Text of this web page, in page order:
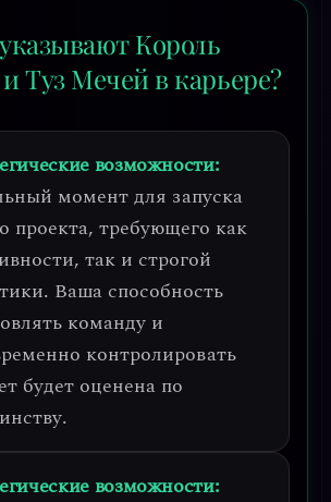
Король
Туз Мечей в карьере?
возможности:
момент для запуска
проекта, требующего как
так и строгой
Ваша способность
команду и
контролировать
будет оценена по
возможности: